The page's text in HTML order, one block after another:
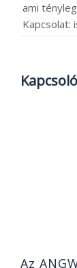
ami
Kapcsolat:
Az